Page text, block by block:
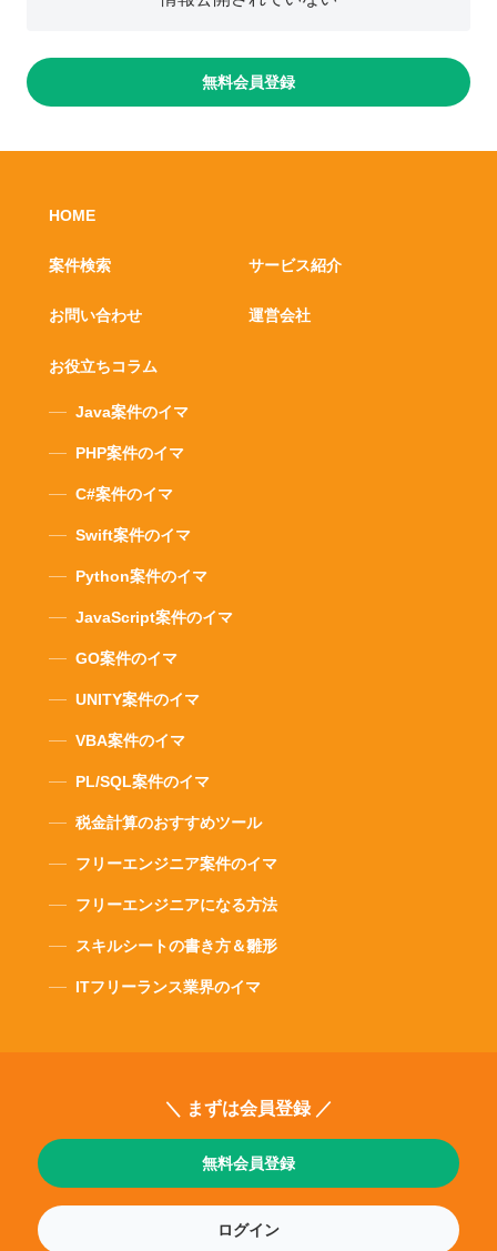
無料会員登録
HOME
案件検索 サービス紹介
運営会社
お問い合わせ
お役立ちコラム
Java案件のイマ
PHP案件のイマ
C#案件のイマ
Swift案件のイマ
Python案件のイマ
JavaScript案件のイマ
GO案件のイマ
UNITY案件のイマ
VBA案件のイマ
PL/SQL案件のイマ
税金計算のおすすめツール
フリーエンジニア案件のイマ
フリーエンジニアになる方法
スキルシートの書き方＆雛形
ITフリーランス業界のイマ
＼ まずは会員登録 ／
無料会員登録
ログイン